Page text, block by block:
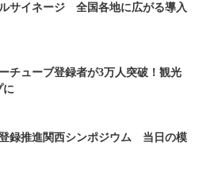
サイネージ 全国各地に広がる導入
チューブ登録者が3万人突破！観光
に
録推進関西シンポジウム 当日の模